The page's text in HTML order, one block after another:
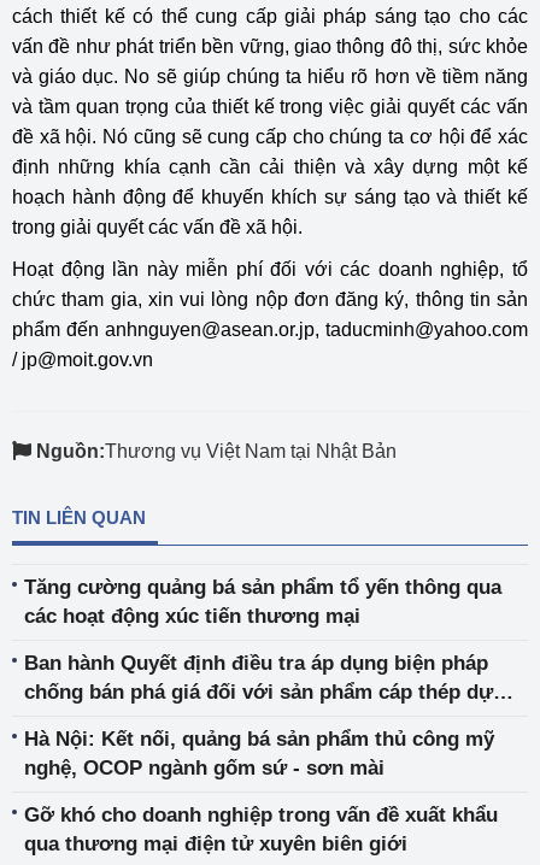
cách thiết kế có thể cung cấp giải pháp sáng tạo cho các
vấn đề như phát triển bền vững, giao thông đô thị, sức khỏe
và giáo dục. No sẽ giúp chúng ta hiểu rõ hơn về tiềm năng
và tầm quan trọng của thiết kế trong việc giải quyết các vấn
đề xã hội. Nó cũng sẽ cung cấp cho chúng ta cơ hội để xác
định những khía cạnh cần cải thiện và xây dựng một kế
hoạch hành động để khuyến khích sự sáng tạo và thiết kế
trong giải quyết các vấn đề xã hội.
Hoạt động lần này miễn phí đối với các doanh nghiệp, tổ
chức tham gia, xin vui lòng nộp đơn đăng ký, thông tin sản
phẩm đến anhnguyen@asean.or.jp, taducminh@yahoo.com
/ jp@moit.gov.vn
Nguồn:Thương vụ Việt Nam tại Nhật Bản
TIN LIÊN QUAN
Tăng cường quảng bá sản phẩm tổ yến thông qua
các hoạt động xúc tiến thương mại
Ban hành Quyết định điều tra áp dụng biện pháp
chống bán phá giá đối với sản phẩm cáp thép dự
Cộng hòa nhân dân Trung Hoa
Hà Nội: Kết nối, quảng bá sản phẩm thủ công mỹ
nghệ, OCOP ngành gốm sứ - sơn mài
Gỡ khó cho doanh nghiệp trong vấn đề xuất khẩu
qua thương mại điện tử xuyên biên giới